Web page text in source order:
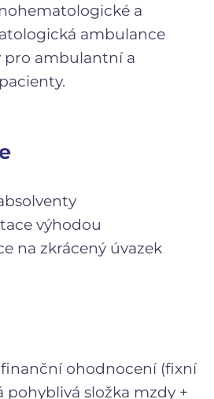
a
ambulance
pro ambulantní a
výhodou
na zkrácený úvazek
ohodnocení (fixní
pohyblivá složka mzdy +